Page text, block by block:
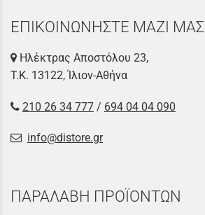
ΕΠΙΚΟΙΝΩΝΗΣΤΕ ΜΑΖΙ ΜΑΣ
Ηλέκτρας Αποστόλου 23,
Τ.Κ. 13122, Ίλιον-Αθήνα
210 26 34 777 / 694 04 04 090
info@distore.gr
ΠΑΡΑΛΑΒΗ ΠΡΟΪΟΝΤΩΝ